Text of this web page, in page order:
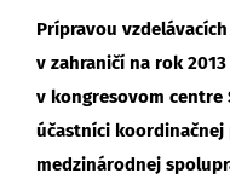
Prípravou
v zahraničí na rok
v kongresovom centre
účastníci koordinačnej
medzinárodnej